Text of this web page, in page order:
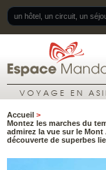
VOYAGE EN
Accueil >
Montez les marches du
admirez la vue sur le
découverte de superbes